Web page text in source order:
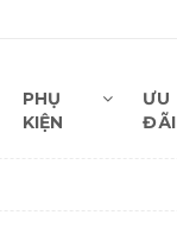
PHỤ
KIỆN
ƯU
ĐÃI